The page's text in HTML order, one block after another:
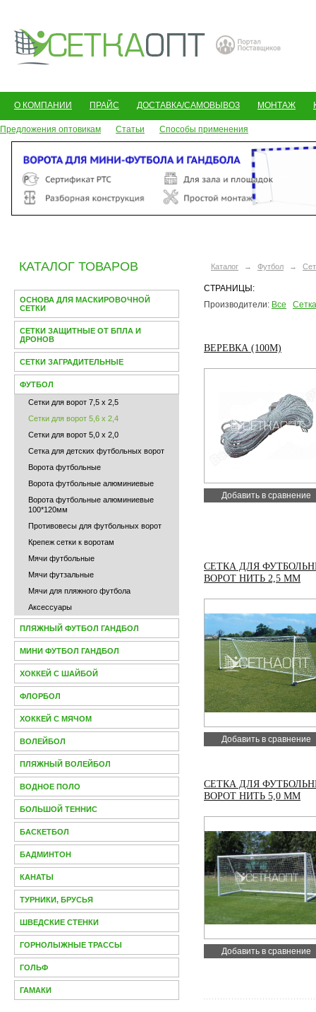
О КОМПАНИИ ПРАЙС ДОСТАВКА/САМОВЫВОЗ МОНТАЖ
Предложения оптовикам Статьи Способы применения
КАТАЛОГ ТОВАРОВ
ОСНОВА ДЛЯ МАСКИРОВОЧНОЙ
СЕТКИ
СЕТКИ ЗАЩИТНЫЕ ОТ БПЛА И
ДРОНОВ
СЕТКИ ЗАГРАДИТЕЛЬНЫЕ
ФУТБОЛ
Сетки для ворот 7,5 х 2,5
Сетки для ворот 5,6 х 2,4
Сетки для ворот 5,0 х 2,0
Сетка для детских футбольных ворот
Ворота футбольные
Ворота футбольные алюминиевые
Ворота футбольные алюминиевые
100*120мм
Противовесы для футбольных ворот
Крепеж сетки к воротам
Мячи футбольные
Мячи футзальные
Мячи для пляжного футбола
Аксессуары
ПЛЯЖНЫЙ ФУТБОЛ ГАНДБОЛ
МИНИ ФУТБОЛ ГАНДБОЛ
ХОККЕЙ С ШАЙБОЙ
ФЛОРБОЛ
ХОККЕЙ С МЯЧОМ
ВОЛЕЙБОЛ
ПЛЯЖНЫЙ ВОЛЕЙБОЛ
ВОДНОЕ ПОЛО
БОЛЬШОЙ ТЕННИС
БАСКЕТБОЛ
БАДМИНТОН
КАНАТЫ
ТУРНИКИ, БРУСЬЯ
ШВЕДСКИЕ СТЕНКИ
ГОРНОЛЫЖНЫЕ ТРАССЫ
ГОЛЬФ
ГАМАКИ
Каталог → Футбол →
СТРАНИЦЫ:
Производители: Все
ВЕРЕВКА (100М)
Добавить в сравнение
СЕТКА ДЛЯ
ВОРОТ НИТЬ 2,5 ММ
Добавить в сравнение
СЕТКА ДЛЯ
ВОРОТ НИТЬ 5,0 ММ
Добавить в сравнение